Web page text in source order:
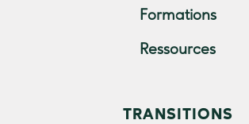
Formations
Ressources
TRANSITIONS